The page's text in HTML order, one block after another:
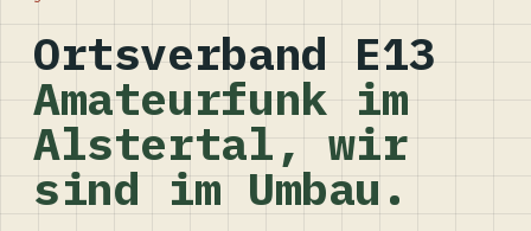
Ortsverband E13
Amateurfunk im
Alstertal, wir
sind im Umbau.